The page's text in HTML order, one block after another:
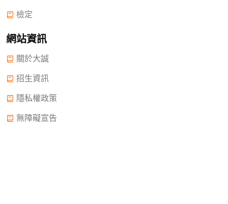
檢定
網站資訊
關於大誠
招生資訊
隱私權政策
無障礙宣告